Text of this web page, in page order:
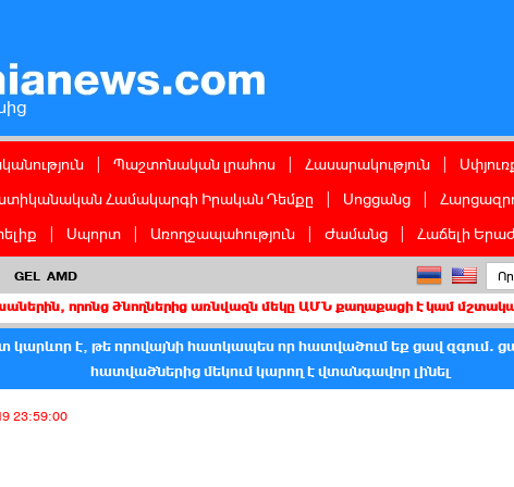
Պաշտոնական լրահոս Հասարակություն
Համակարգի Իրական Դեմքը Սոցցանց
Սպորտ Առողջապահություն Ժամանց Հաճելի
GEL AMD
ծնողներից առնվազն մեկը ԱՄՆ քաղաքացի է կամ մշտական բնակիչ
կարևոր է, թե որովայնի հատկապես որ հատվածում եք ցավ զգում.
հատվածներից մեկում կարող է վտանգավոր լինել
23:59:00